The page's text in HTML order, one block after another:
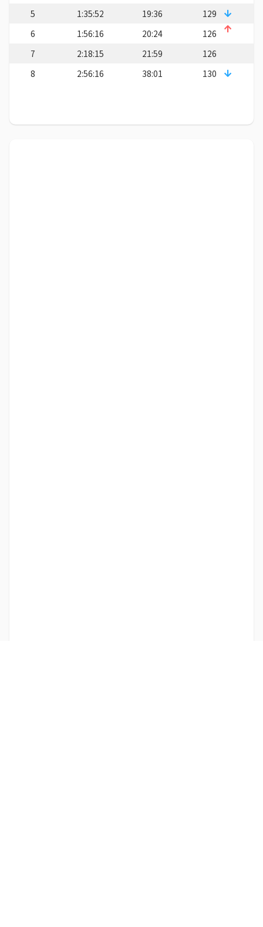
5
1:35:52 19:36
129
6
1:56:16 20:24
126
7
2:18:15 21:59
126
8
2:56:16 38:01 130